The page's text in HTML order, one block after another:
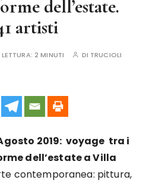
dell’estate.
artisti
2 MINUTI DI TRUCIOLI
2019: voyage tra i
dell’estate a Villa
contemporanea: pittura,